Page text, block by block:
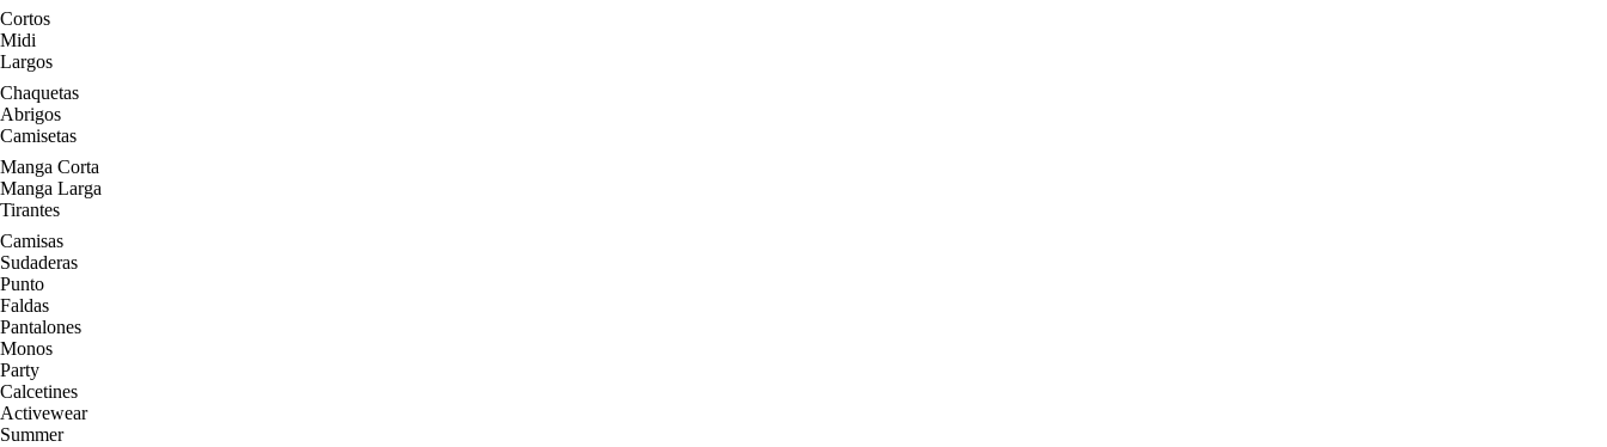
Cortos
Midi
Largos
Chaquetas
Abrigos
Camisetas
Manga Corta
Manga Larga
Tirantes
Camisas
Sudaderas
Punto
Faldas
Pantalones
Monos
Party
Calcetines
Activewear
Summer